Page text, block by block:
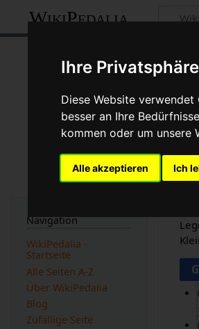
Ihre
Diese Website
besser an Ihre
kommen oder um unsere
Alle akzeptieren Ich
WikiPedalia
Navigation
WikiPedalia -
Startseite
Alle Seiten A-Z
Über WikiPedalia
Blog
Zufällige Seite